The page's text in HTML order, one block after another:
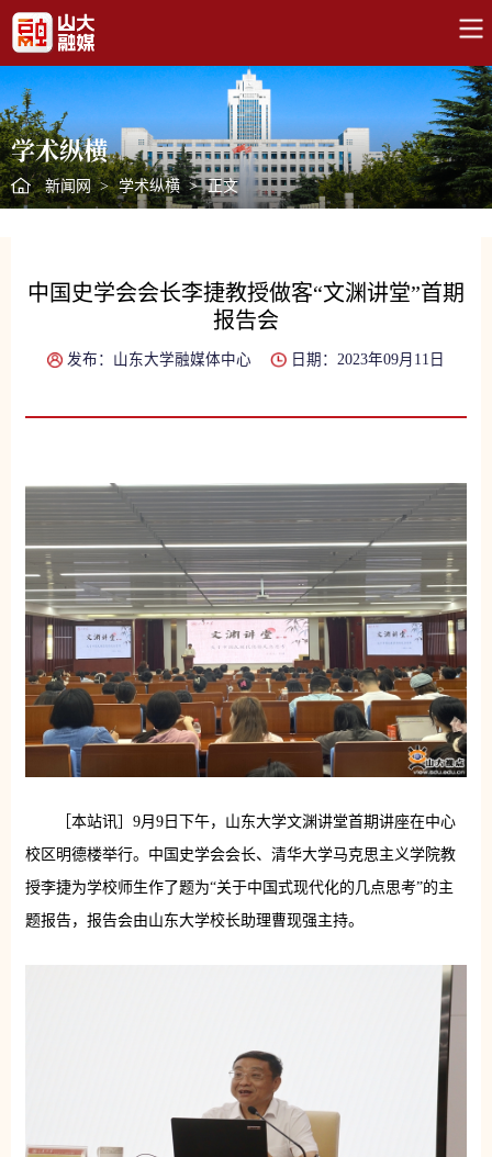
学术纵横
新闻网 > 学术纵横 > 正文
中国史学会会长李捷教授做客“文渊讲堂”首期
报告会
发布：山东大学融媒体中心 日期：2023年09月11日
［本站讯］9月9日下午，山东大学文渊讲堂首期讲座在中心
校区明德楼举行。中国史学会会长、清华大学马克思主义学院教
授李捷为学校师生作了题为“关于中国式现代化的几点思考”的主
题报告，报告会由山东大学校长助理曹现强主持。